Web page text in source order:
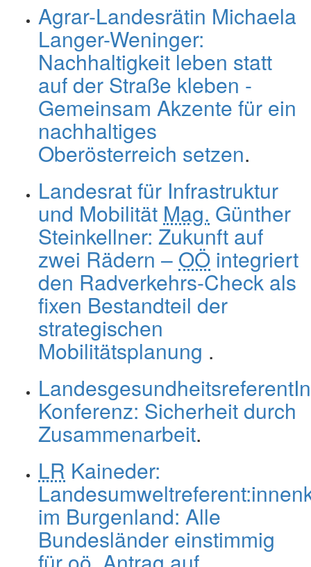
Agrar-Landesrätin Michaela
Langer-Weninger:
Nachhaltigkeit leben statt
auf der Straße kleben -
Gemeinsam Akzente für ein
nachhaltiges
Oberösterreich setzen.
Landesrat für Infrastruktur
und Mobilität Mag. Günther
Steinkellner: Zukunft auf
zwei Rädern – OÖ integriert
den Radverkehrs-Check als
fixen Bestandteil der
strategischen
Mobilitätsplanung .
Konferenz: Sicherheit durch
Zusammenarbeit.
LR Kaineder:
im Burgenland: Alle
Bundesländer einstimmig